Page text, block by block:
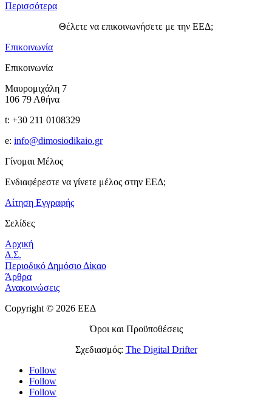
Περισσότερα
Θέλετε να επικοινωνήσετε με την ΕΕΔ;
Επικοινωνία
Επικοινωνία
Μαυρομιχάλη 7
106 79 Αθήνα
t: +30 211 0108329
e: info@dimosiodikaio.gr
Γίνομαι Μέλος
Ενδιαφέρεστε να γίνετε μέλος στην ΕΕΔ;
Αίτηση Εγγραφής
Σελίδες
Αρχική
Δ.Σ.
Περιοδικό Δημόσιο Δίκαο
Άρθρα
Ανακοινώσεις
Copyright © 2026 ΕΕΔ
Όροι και Προϋποθέσεις
Σχεδιασμός: The Digital Drifter
Follow
Follow
Follow